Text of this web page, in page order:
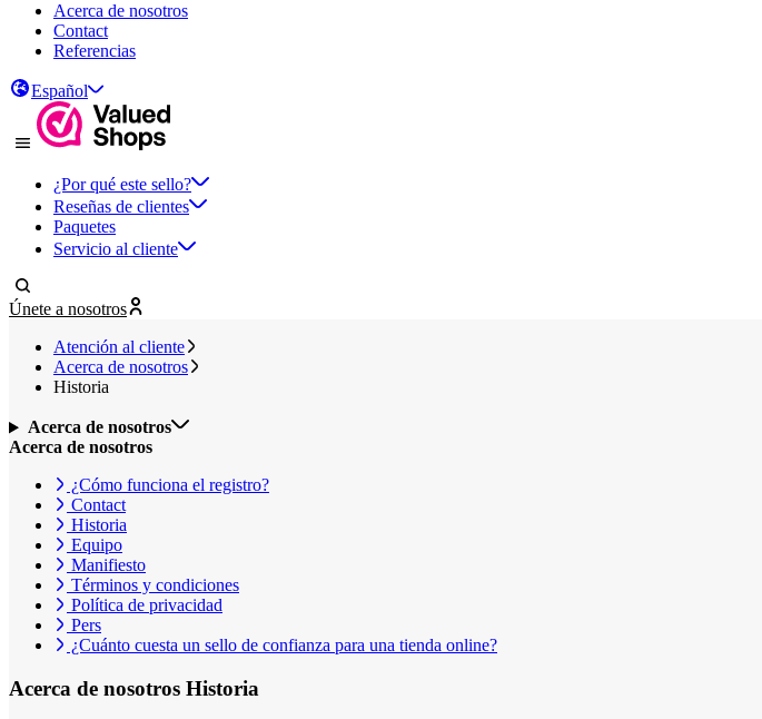
Acerca de nosotros
Contact
Referencias
Español
¿Por qué este sello?
Reseñas de clientes
Paquetes
Servicio al cliente
Únete a nosotros
Atención al cliente
Acerca de nosotros
Historia
Acerca de nosotros
Acerca de nosotros
¿Cómo funciona el registro?
Contact
Historia
Equipo
Manifiesto
Términos y condiciones
Política de privacidad
Pers
¿Cuánto cuesta un sello de confianza para una tienda online?
Acerca de nosotros Historia